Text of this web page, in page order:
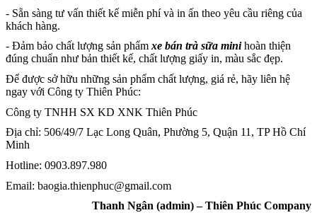
- Sẵn sàng tư vấn thiết kế miễn phí và in ấn theo yêu cầu riêng của
khách hàng.
- Đảm bảo chất lượng sản phẩmxe bán trà sữa minihoàn thiện
đúng chuẩn như bản thiết kế, chất lượng giấy in, màu sắc đẹp.
Để được sở hữu những sản phẩm chất lượng, giá rẻ, hãy liên hệ
ngay với Công ty Thiên Phúc:
Công ty TNHH SX KD XNK Thiên Phúc
Địa chỉ: 506/49/7 Lạc Long Quân, Phường 5, Quận 11, TP Hồ Chí
Minh
Hotline: 0903.897.980
Email: baogia.thienphuc@gmail.com
Thanh Ngân (admin) – Thiên Phúc Company